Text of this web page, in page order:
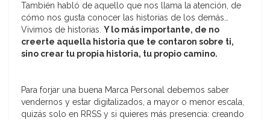
También habló de aquello que nos llama la atención, de
cómo nos gusta conocer las historias de los demás…
Vivimos de historias. Y lo más importante, de no
creerte aquella historia que te contaron sobre ti,
sino crear tu propia historia, tu propio camino.
Para forjar una buena Marca Personal debemos saber
vendernos y estar digitalizados, a mayor o menor escala,
quizás solo en RRSS y si quieres más presencia: creando